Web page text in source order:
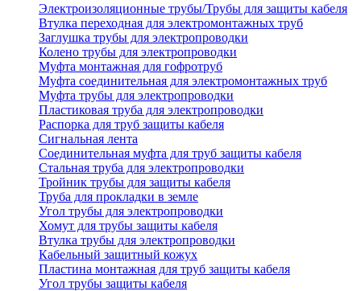
Электроизоляционные трубы/Трубы для защиты кабеля
Втулка переходная для электромонтажных труб
Заглушка трубы для электропроводки
Колено трубы для электропроводки
Муфта монтажная для гофротруб
Муфта соединительная для электромонтажных труб
Муфта трубы для электропроводки
Пластиковая труба для электропроводки
Распорка для труб защиты кабеля
Сигнальная лента
Соединительная муфта для труб защиты кабеля
Стальная труба для электропроводки
Тройник трубы для защиты кабеля
Труба для прокладки в земле
Угол трубы для электропроводки
Хомут для трубы защиты кабеля
Втулка трубы для электропроводки
Кабельный защитный кожух
Пластина монтажная для труб защиты кабеля
Угол трубы защиты кабеля